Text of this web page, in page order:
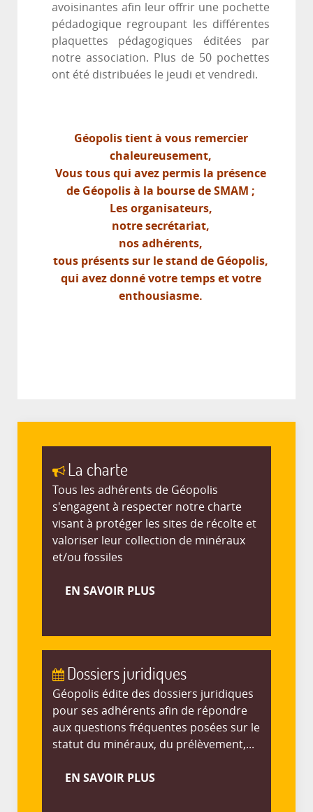
avoisinantes afin leur offrir une pochette
pédadogique regroupant les différentes
plaquettes pédagogiques éditées par
notre association. Plus de 50 pochettes
ont été distribuées le jeudi et vendredi.
Géopolis tient à vous remercier
chaleureusement,
Vous tous qui avez permis la présence
de Géopolis à la bourse de SMAM ;
Les organisateurs,
notre secrétariat,
nos adhérents,
tous présents sur le stand de Géopolis,
qui avez donné votre temps et votre
enthousiasme.
La charte
Tous les adhérents de Géopolis
s'engagent à respecter notre charte
visant à protéger les sites de récolte et
valoriser leur collection de minéraux
et/ou fossiles
EN SAVOIR PLUS
Dossiers juridiques
Géopolis édite des dossiers juridiques
pour ses adhérents afin de répondre
aux questions fréquentes posées sur le
statut du minéraux, du prélèvement,...
EN SAVOIR PLUS